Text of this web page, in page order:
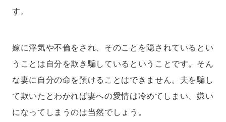
す。
嫁に浮気や不倫をされ、そのことを隠されているとい
うことは自分を欺き騙しているということです。そん
な妻に自分の命を預けることはできません。夫を騙し
て欺いたとわかれば妻への愛情は冷めてしまい、嫌い
になってしまうのは当然でしょう。